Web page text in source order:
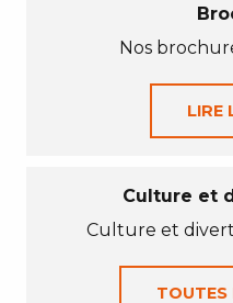
Nos
LIRE
Culture et
Culture et
TOUTES